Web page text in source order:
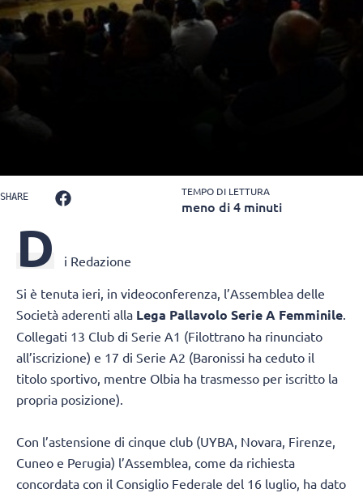
SHARE TEMPO DI LETTURA
meno di 4 minuti
D i Redazione
Si è tenuta ieri, in videoconferenza, l’Assemblea delle
Società aderenti alla Lega Pallavolo Serie A Femminile.
Collegati 13 Club di Serie A1 (Filottrano ha rinunciato
all’iscrizione) e 17 di Serie A2 (Baronissi ha ceduto il
titolo sportivo, mentre Olbia ha trasmesso per iscritto la
propria posizione).
Con l’astensione di cinque club (UYBA, Novara, Firenze,
Cuneo e Perugia) l’Assemblea, come da richiesta
concordata con il Consiglio Federale del 16 luglio, ha dato